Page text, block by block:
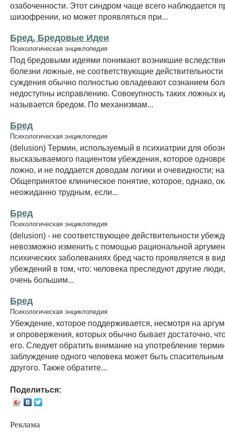
озабоченности. Этот синдром чаще всего наблюдается
шизофрении, но может проявляться при...
Бред, Бредовые Идеи
Психологическая энциклопедия
Под бредовыми идеями понимают возникшие
болезни ложные, не соответствующие
суждения обычно полностью овладевают сознанием
недоступны исправлению. Совокупность таких ложных
называется бредом. По механизмам...
Бред
Психологическая энциклопедия
(delusion) Термин, используемый в психиатрии для
высказываемого пациентом убеждения, которое
ложно, и не поддается доводам логики и очевидности;
Общепринятое клиническое понятие, которое, однако,
неожиданно трудным, если...
Бред
Психологическая энциклопедия
(delusion) - не соответствующее действительности
невозможно изменить с помощью рациональной
психических заболеваниях бред часто проявляется в
убеждений в том, что: человека преследуют другие
очень большим...
Бред
Психологическая энциклопедия
Убеждение, которое поддерживается, несмотря на
и опровержения, которых обычно бывает достаточно,
его. Следует обратить внимание на употребление
заблуждение одного человека может быть
другого. Также обратите...
Поделиться:
Реклама